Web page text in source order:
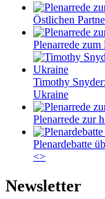
Östlichen
Plenarrede
Timothy
Ukraine
Plenarrede zur
Plenardebatte
<>
Newsletter